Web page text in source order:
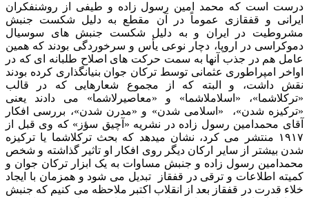
درست است که محمد امین رسول زاده و طیفی از روشنفکران
ایرانی و قفقازی عموماً در آن مقطع به دلیل شکست جنبش
مشروطیت در ایران و به دلیل شکست جنبش های سوسیال
دموکراسی در اروپا، دچار نوعی یأس و سرخوردگی بودند که همین
عامل هم در جذب آنها به سمت حرکت های اصلاح طلبانه ای که در
اواخر امپراطوری عثمانی توسط ترکان جوان بنیانگذاری کرده بودند
نقش داشت، و البته که از مجموع شعارهایی که در قالب
«ترکلاشما»، «اسلاملاشما» و «معاصیرلاشما» می دادند یعنی
«ترکیزه شدن»، «اسلامی شدن» و «مدرن شدن»، بررسی افکار
آقای محمدامین رسول زاده در نشریه «آچیق سؤز» که وی قبل از
۱۹۱۷ منتشر می کرد، نشان میدهد که بحث ترکلاشما یا ترکیزه
شدن بیشتر از سایر ارکان دیگر روی افکار او تاثیر گذاشته و شخص
محمدامین رسول زاده و جنبش مساوات به یک ابزار ترکان جوان و
کمیته اطلاعات و ترقی در قفقاز تبدیل می شود و همزمان با ایجاد
خلاء قدرت در قفقاز بعد از انقلاب اکتبر ملاحظه می کنیم که جنبش